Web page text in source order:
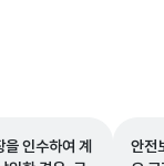
인수하여 계
안전